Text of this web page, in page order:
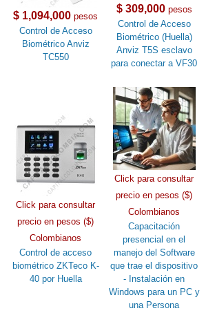
$ 1,094,000 pesos
Control de Acceso
Biométrico Anviz
TC550
$ 309,000pesos
Control de Acceso
Biométrico (Huella)
Anviz T5S esclavo
para conectar a VF30
Click para consultar
precio en pesos ($)
Colombianos
Control de acceso
biométrico ZKTeco K-
40 por Huella
Click para consultar
precio en pesos ($)
Colombianos
Capacitación
presencial en el
manejo del Software
que trae el dispositivo
- Instalación en
Windows para un PC y
una Persona